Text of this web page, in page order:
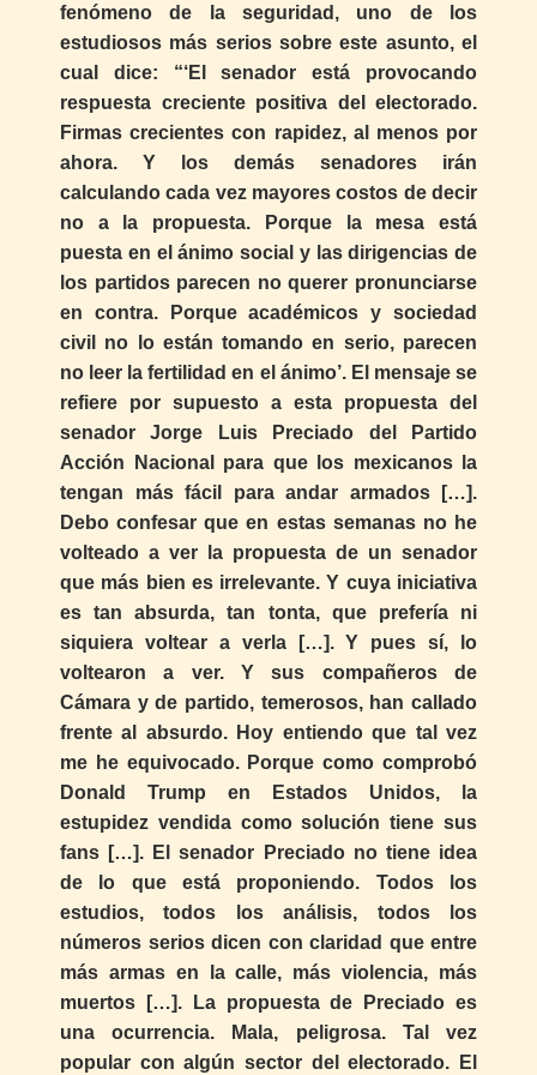
fenómeno de la seguridad, uno de los
estudiosos más serios sobre este asunto, el
cual dice: “‘El senador está provocando
respuesta creciente positiva del electorado.
Firmas crecientes con rapidez, al menos por
ahora. Y los demás senadores irán
calculando cada vez mayores costos de decir
no a la propuesta. Porque la mesa está
puesta en el ánimo social y las dirigencias de
los partidos parecen no querer pronunciarse
en contra. Porque académicos y sociedad
civil no lo están tomando en serio, parecen
no leer la fertilidad en el ánimo’. El mensaje se
refiere por supuesto a esta propuesta del
senador Jorge Luis Preciado del Partido
Acción Nacional para que los mexicanos la
tengan más fácil para andar armados […].
Debo confesar que en estas semanas no he
volteado a ver la propuesta de un senador
que más bien es irrelevante. Y cuya iniciativa
es tan absurda, tan tonta, que prefería ni
siquiera voltear a verla […]. Y pues sí, lo
voltearon a ver. Y sus compañeros de
Cámara y de partido, temerosos, han callado
frente al absurdo. Hoy entiendo que tal vez
me he equivocado. Porque como comprobó
Donald Trump en Estados Unidos, la
estupidez vendida como solución tiene sus
fans […]. El senador Preciado no tiene idea
de lo que está proponiendo. Todos los
estudios, todos los análisis, todos los
números serios dicen con claridad que entre
más armas en la calle, más violencia, más
muertos […]. La propuesta de Preciado es
una ocurrencia. Mala, peligrosa. Tal vez
popular con algún sector del electorado. El